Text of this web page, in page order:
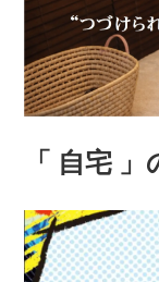
「 自宅